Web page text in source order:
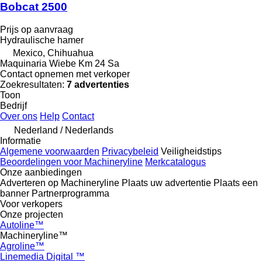
Bobcat 2500
Prijs op aanvraag
Hydraulische hamer
Mexico, Chihuahua
Maquinaria Wiebe Km 24 Sa
Contact opnemen met verkoper
Zoekresultaten: 7 advertenties
Toon
Bedrijf
Over ons Help Contact
Nederland / Nederlands
Informatie
Algemene voorwaarden Privacybeleid Veiligheidstips
Beoordelingen voor Machineryline Merkcatalogus
Onze aanbiedingen
Adverteren op Machineryline Plaats uw advertentie Plaats een
banner Partnerprogramma
Voor verkopers
Onze projecten
Autoline™
Machineryline™
Agroline™
Linemedia Digital ™